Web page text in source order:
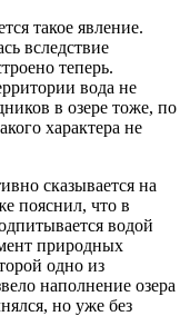
такое явление.
вследствие
теперь.
вода не
в озере тоже, по
характера не
сказывается на
пояснил, что в
водой
природных
одно из
наполнение озера
но уже без